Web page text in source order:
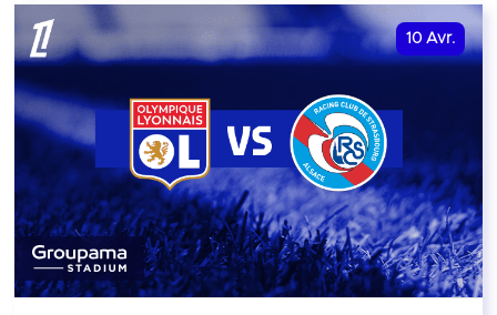
10 Avr.